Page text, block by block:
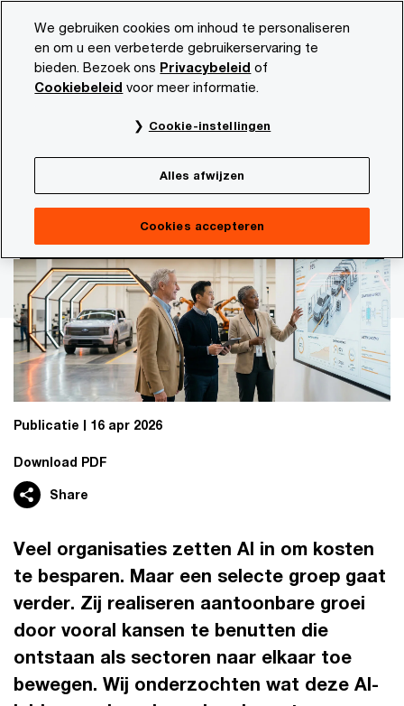
content
footer
PwC NL Actueel en publicaties Thema's
PwC’s studie naar AI-prestaties
Wil je rendement uit AI?
Versnel je groei
Publicatie 16 apr 2026
Share
Download PDF
Veel organisaties zetten AI in om kosten
te besparen. Maar een selecte groep gaat
verder. Zij realiseren aantoonbare groei
door vooral kansen te benutten die
ontstaan als sectoren naar elkaar toe
bewegen. Wij onderzochten wat deze AI-
We gebruiken cookies om inhoud te personaliseren
en om u een verbeterde gebruikerservaring te
bieden. Bezoek ons Privacybeleid of
Cookiebeleid voor meer informatie.
Cookie-instellingen
Alles afwijzen
Cookies accepteren